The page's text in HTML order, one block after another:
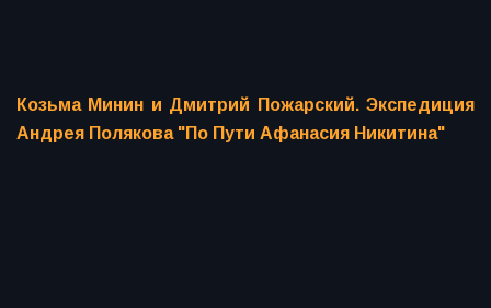
Козьма Минин и Дмитрий Пожарский. Экспедиция
Андрея Полякова "По Пути Афанасия Никитина"